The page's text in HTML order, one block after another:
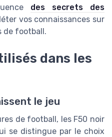
des secrets des
vos connaissances sur
de football.
dans les
le jeu
de football, les F50 noir
se distingue par le choix